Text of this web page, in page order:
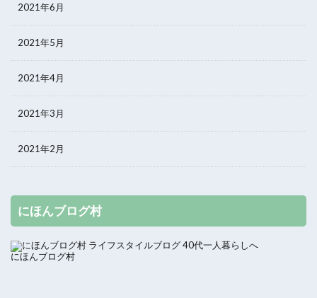
2021年6月
2021年5月
2021年4月
2021年3月
2021年2月
にほんブログ村
にほんブログ村